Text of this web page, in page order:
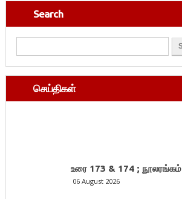
Search
செய்திகள்
உரை 173 & 174 ; நூலரங்கம்
06 August 2026